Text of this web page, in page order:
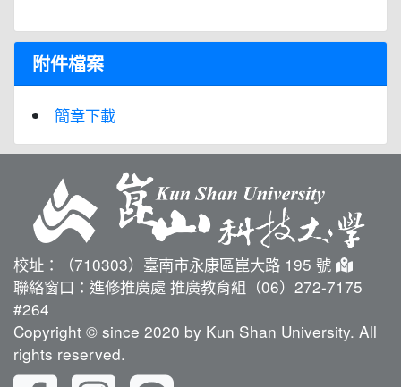
附件檔案
簡章下載
校址：（710303）臺南市永康區崑大路 195 號
聯絡窗口：進修推廣處 推廣教育組（06）272-7175
#264
Copyright © since 2020 by Kun Shan University. All
rights reserved.